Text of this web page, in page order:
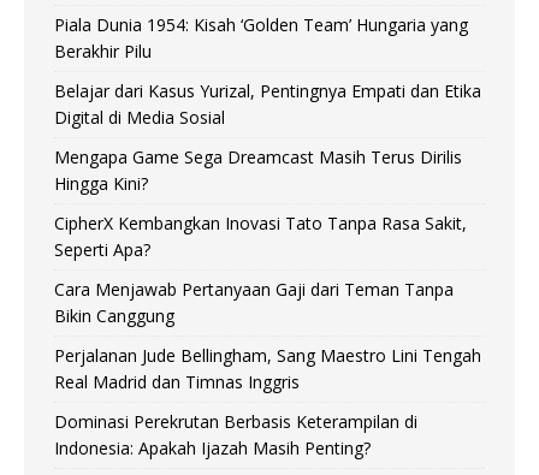
Piala Dunia 1954: Kisah ‘Golden Team’ Hungaria yang
Berakhir Pilu
Belajar dari Kasus Yurizal, Pentingnya Empati dan Etika
Digital di Media Sosial
Mengapa Game Sega Dreamcast Masih Terus Dirilis
Hingga Kini?
CipherX Kembangkan Inovasi Tato Tanpa Rasa Sakit,
Seperti Apa?
Cara Menjawab Pertanyaan Gaji dari Teman Tanpa
Bikin Canggung
Perjalanan Jude Bellingham, Sang Maestro Lini Tengah
Real Madrid dan Timnas Inggris
Dominasi Perekrutan Berbasis Keterampilan di
Indonesia: Apakah Ijazah Masih Penting?